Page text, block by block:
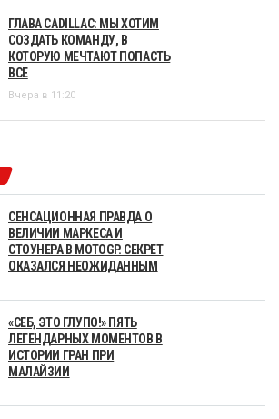
ГЛАВА CADILLAC: МЫ ХОТИМ
СОЗДАТЬ КОМАНДУ, В
КОТОРУЮ МЕЧТАЮТ ПОПАСТЬ
ВСЕ
Вчера в 11:20
СЕНСАЦИОННАЯ ПРАВДА О
ВЕЛИЧИИ МАРКЕСА И
СТОУНЕРА В MOTOGP. СЕКРЕТ
ОКАЗАЛСЯ НЕОЖИДАННЫМ
«СЕБ, ЭТО ГЛУПО!» ПЯТЬ
ЛЕГЕНДАРНЫХ МОМЕНТОВ В
ИСТОРИИ ГРАН ПРИ
МАЛАЙЗИИ